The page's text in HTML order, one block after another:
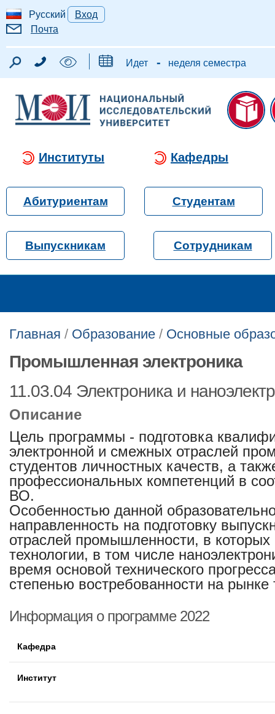
Русский
Вход
Почта
Идет - неделя семестра
Институты Кафедры
Абитуриентам Студентам
Выпускникам Сотрудникам
Главная / Образование / Основные
Промышленная электроника
11.03.04 Электроника и
Описание
Цель программы - подготовка
электронной и смежных отраслей
студентов личностных качеств, а
профессиональных компетенций в
ВО.
Особенностью данной
направленность на подготовку
отраслей промышленности, в
технологии, в том числе
время основой технического
степенью востребованности на рынке
Информация о программе 2022
Кафедра
Институт